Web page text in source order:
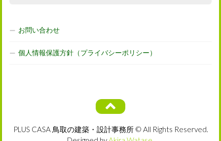
お問い合わせ
個人情報保護方針（プライバシーポリシー）
PLUS CASA 鳥取の建築・設計事務所 © All Rights Reserved.